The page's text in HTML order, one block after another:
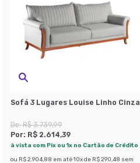
Sofá 3 Lugares Louise Linho Cinza
De:R$ 3.739,99
Por: R$ 2.614,39
à vista com Pix ou 1x no Cartão de Crédito
ou R$ 2.904,88 em até 10x de R$ 290,48 sem